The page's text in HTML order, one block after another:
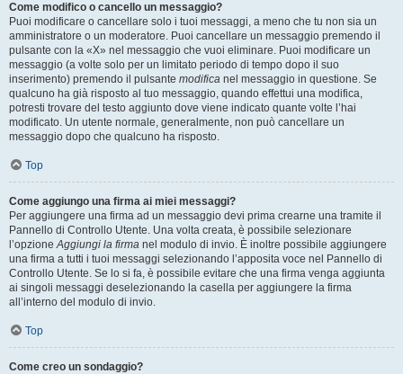
Come modifico o cancello un messaggio?
Puoi modificare o cancellare solo i tuoi messaggi, a meno che tu non sia un
amministratore o un moderatore. Puoi cancellare un messaggio premendo il
pulsante con la «X» nel messaggio che vuoi eliminare. Puoi modificare un
messaggio (a volte solo per un limitato periodo di tempo dopo il suo
inserimento) premendo il pulsante modifica nel messaggio in questione. Se
qualcuno ha già risposto al tuo messaggio, quando effettui una modifica,
potresti trovare del testo aggiunto dove viene indicato quante volte l’hai
modificato. Un utente normale, generalmente, non può cancellare un
messaggio dopo che qualcuno ha risposto.
Top
Come aggiungo una firma ai miei messaggi?
Per aggiungere una firma ad un messaggio devi prima crearne una tramite il
Pannello di Controllo Utente. Una volta creata, è possibile selezionare
l’opzioneAggiungi la firma nel modulo di invio. È inoltre possibile aggiungere
una firma a tutti i tuoi messaggi selezionando l’apposita voce nel Pannello di
Controllo Utente. Se lo si fa, è possibile evitare che una firma venga aggiunta
ai singoli messaggi deselezionando la casella per aggiungere la firma
all’interno del modulo di invio.
Top
Come creo un sondaggio?